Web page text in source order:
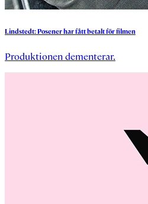
Lindstedt:Posenerharfåttbetaltförfilmen
Produktionen dementerar.